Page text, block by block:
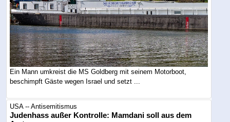
Ein Mann umkreist die MS Goldberg mit seinem Motorboot,
beschimpft Gäste wegen Israel und setzt ...
USA -- Antisemitismus
Judenhass außer Kontrolle: Mamdani soll aus dem